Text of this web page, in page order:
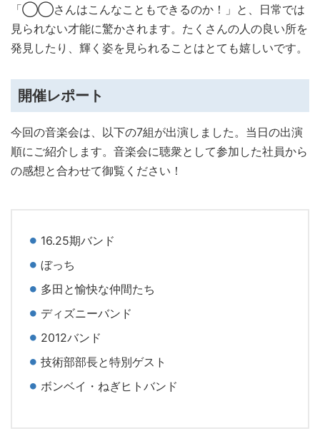
「◯◯さんはこんなこともできるのか！」と、日常では
見られない才能に驚かされます。たくさんの人の良い所を
発見したり、輝く姿を見られることはとても嬉しいです。
開催レポート
今回の音楽会は、以下の7組が出演しました。当日の出演
順にご紹介します。音楽会に聴衆として参加した社員から
の感想と合わせて御覧ください！
16.25期バンド
ぼっち
多田と愉快な仲間たち
ディズニーバンド
2012バンド
技術部部長と特別ゲスト
ボンベイ・ねぎヒトバンド